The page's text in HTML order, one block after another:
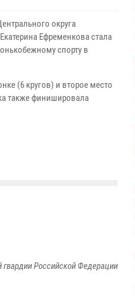
округа
Ефременкова стала
спорту в
(6 кругов) и второе место
также финишировала
гвардии Российской Федерации